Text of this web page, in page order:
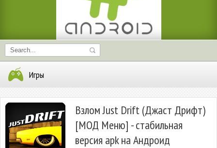
Игры
Взлом Just Drift (Джаст Дрифт)
[МОД Меню] - стабильная
версия apk на Андроид